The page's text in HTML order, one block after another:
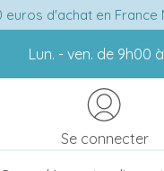
d'achat en France
Lun. - ven. de 9h00
Se connecter